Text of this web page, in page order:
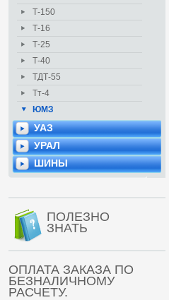
Т-150
Т-16
Т-25
Т-40
ТДТ-55
Тт-4
ЮМЗ
УАЗ
УРАЛ
ШИНЫ
ПОЛЕЗНО
ЗНАТЬ
ОПЛАТА ЗАКАЗА ПО
БЕЗНАЛИЧНОМУ
РАСЧЕТУ.